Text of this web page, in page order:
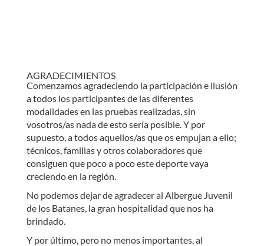
AGRADECIMIENTOS
Comenzamos agradeciendo la participación e ilusión
a todos los participantes de las diferentes
modalidades en las pruebas realizadas, sin
vosotros/as nada de esto sería posible. Y por
supuesto, a todos aquellos/as que os empujan a ello;
técnicos, familias y otros colaboradores que
consiguen que poco a poco este deporte vaya
creciendo en la región.
No podemos dejar de agradecer al Albergue Juvenil
de los Batanes, la gran hospitalidad que nos ha
brindado.
Y por último, pero no menos importantes, al